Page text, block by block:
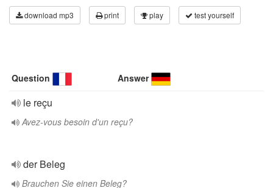
download mp3 print play test yourself
Question Answer
le reçu
Avez-vous besoin d'un reçu?
der Beleg
Brauchen Sie einen Beleg?